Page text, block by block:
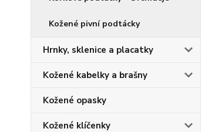
Kožené pivní podtácky
Hrnky, sklenice a placatky
Kožené kabelky a brašny
Kožené opasky
Kožené klíčenky